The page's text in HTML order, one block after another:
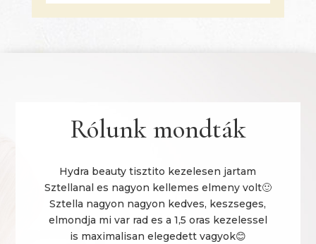
Rólunk mondták
Hydra beauty tisztito kezelesen jartam
Sztellanal es nagyon kellemes elmeny volt🙂
Sztella nagyon nagyon kedves, keszseges,
elmondja mi var rad es a 1,5 oras kezelessel
is maximalisan elegedett vagyok😊